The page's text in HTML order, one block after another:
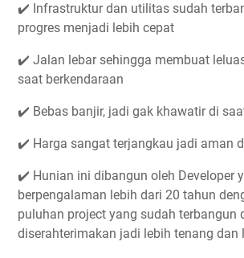
✔️ Infrastruktur dan utilitas sudah
progres menjadi lebih cepat
✔️ Jalan lebar sehingga membuat
saat berkendaraan
✔️ Bebas banjir, jadi gak khawatir di
✔️ Harga sangat terjangkau jadi aman
✔️ Hunian ini dibangun oleh Developer
berpengalaman lebih dari 20 tahun
puluhan project yang sudah terbangun
diserahterimakan jadi lebih tenang dan